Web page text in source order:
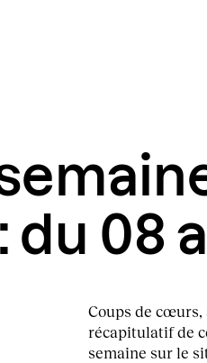
du 08
Coups de cœurs,
récapitulatif de
semaine sur le